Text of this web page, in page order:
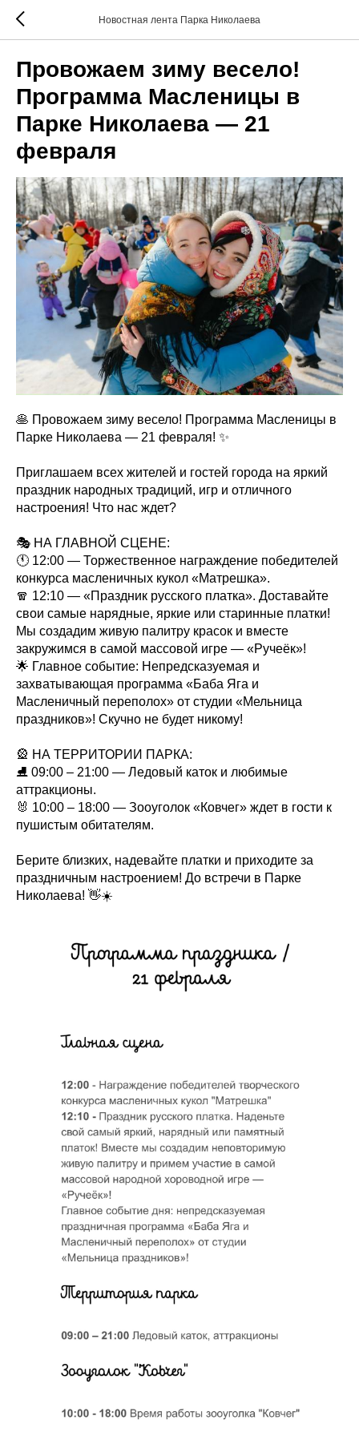
Новостная лента Парка Николаева
Провожаем зиму весело!
Программа Масленицы в
Парке Николаева — 21
февраля
🥞 Провожаем зиму весело! Программа Масленицы в
Парке Николаева — 21 февраля! ✨
Приглашаем всех жителей и гостей города на яркий
праздник народных традиций, игр и отличного
настроения! Что нас ждет?
🎭 НА ГЛАВНОЙ СЦЕНЕ:
🕚 12:00 — Торжественное награждение победителей
конкурса масленичных кукол «Матрешка».
🧣 12:10 — «Праздник русского платка». Доставайте
свои самые нарядные, яркие или старинные платки!
Мы создадим живую палитру красок и вместе
закружимся в самой массовой игре — «Ручеёк»!
🌟 Главное событие: Непредсказуемая и
захватывающая программа «Баба Яга и
Масленичный переполох» от студии «Мельница
праздников»! Скучно не будет никому!
🎡 НА ТЕРРИТОРИИ ПАРКА:
⛸ 09:00 – 21:00 — Ледовый каток и любимые
аттракционы.
🐰 10:00 – 18:00 — Зооуголок «Ковчег» ждет в гости к
пушистым обитателям.
Берите близких, надевайте платки и приходите за
праздничным настроением! До встречи в Парке
Николаева! 👋☀️